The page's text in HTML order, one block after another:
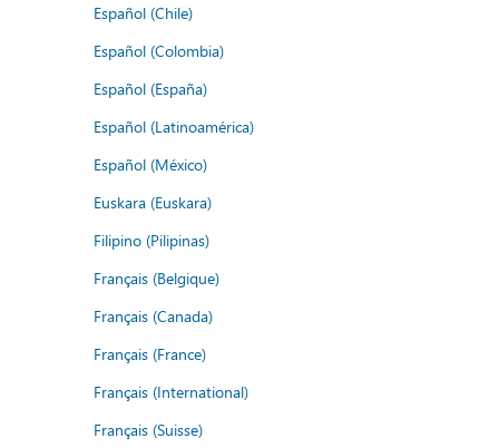
Español (Chile)
Español (Colombia)
Español (España)
Español (Latinoamérica)
Español (México)
Euskara (Euskara)
Filipino (Pilipinas)
Français (Belgique)
Français (Canada)
Français (France)
Français (International)
Français (Suisse)